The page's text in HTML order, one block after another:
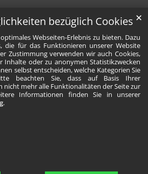
bezüglich Cookies
Webseiten-Erlebnis zu bieten. Dazu
die für das Funktionieren unserer Website
Zustimmung verwenden wir auch Cookies,
Inhalte oder zu anonymen Statistikzwecken
selbst entscheiden, welche Kategorien Sie
beachten Sie, dass auf Basis Ihrer
nicht mehr alle Funktionalitäten der Seite zur
Informationen finden Sie in unserer
.
✕